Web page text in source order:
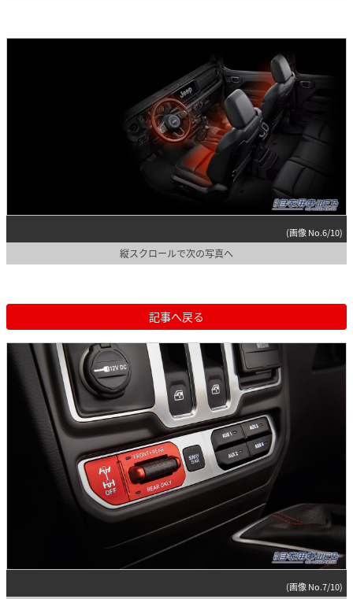
(画像 No.6/10)
縦スクロールで次の写真へ
記事へ戻る
(画像 No.7/10)